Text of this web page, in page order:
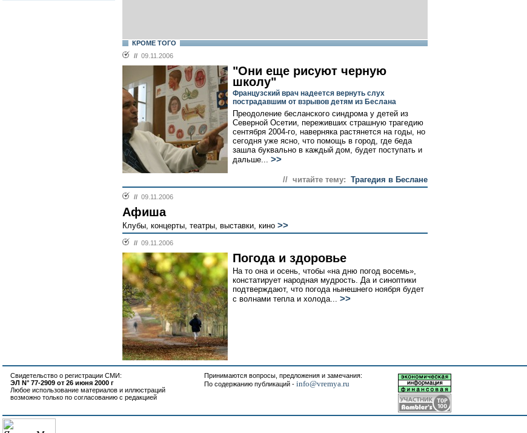
КРОМЕ ТОГО
// 09.11.2006
"Они еще рисуют черную
школу"
Французский врач надеется вернуть слух
пострадавшим от взрывов детям из Беслана
Преодоление бесланского синдрома у детей из
Северной Осетии, переживших страшную трагедию
сентября 2004-го, наверняка растянется на годы, но
сегодня уже ясно, что помощь в город, где беда
зашла буквально в каждый дом, будет поступать и
дальше... >>
// читайте тему: Трагедия в Беслане
// 09.11.2006
Афиша
Клубы, концерты, театры, выставки, кино >>
// 09.11.2006
Погода и здоровье
На то она и осень, чтобы «на дню погод восемь»,
констатирует народная мудрость. Да и синоптики
подтверждают, что погода нынешнего ноября будет
с волнами тепла и холода... >>
Свидетельство о регистрации СМИ:
ЭЛ N° 77-2909 от 26 июня 2000 г
Любое использование материалов и иллюстраций
возможно только по согласованию с редакцией
Принимаются вопросы, предложения и замечания:
По содержанию публикаций - info@vremya.ru